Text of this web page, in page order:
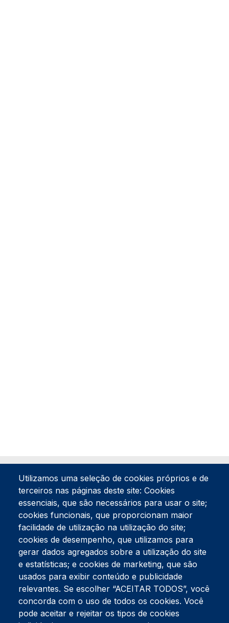
Tel:234 390 100Fax:234 390 100
Endereço Postal
Apartado 42
Rua Gil Eanes 31
3834-908 Gafanha da Nazaré
Estúdios
Rua Prior Guerra
Utilizamos uma seleção de cookies próprios e de
terceiros nas páginas deste site: Cookies
essenciais, que são necessários para usar o site;
cookies funcionais, que proporcionam maior
facilidade de utilização na utilização do site;
cookies de desempenho, que utilizamos para
gerar dados agregados sobre a utilização do site
e estatísticas; e cookies de marketing, que são
usados para exibir conteúdo e publicidade
relevantes. Se escolher “ACEITAR TODOS”, você
concorda com o uso de todos os cookies. Você
pode aceitar e rejeitar os tipos de cookies